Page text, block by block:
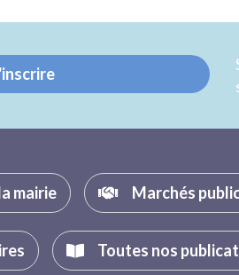
Twitter
Facebook
mairie Marchés
Toutes nos